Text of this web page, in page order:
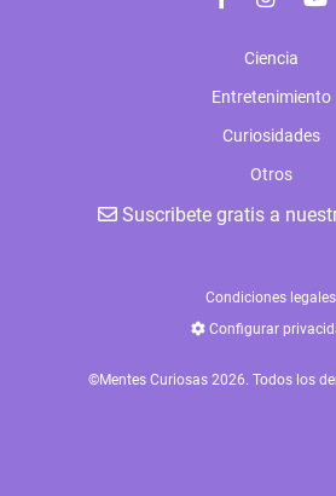
Ciencia
Entretenimiento
Curiosidades
Otros
Suscribete gratis a
Condiciones legales
Configurar
©Mentes Curiosas 2026. Todos los